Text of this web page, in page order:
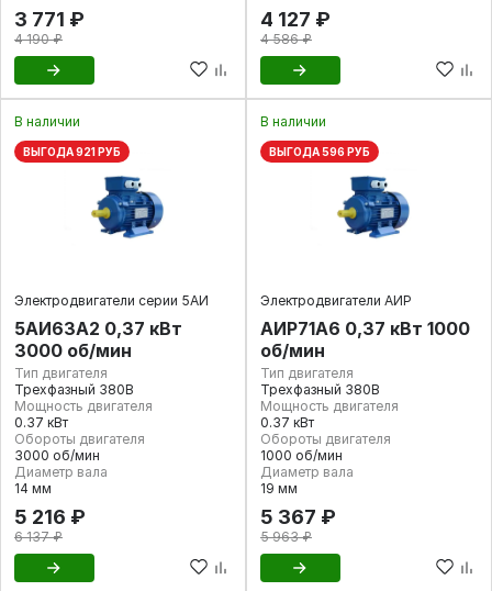
3 771 ₽
4 190 ₽
4 127 ₽
4 586 ₽
В наличии
ВЫГОДА 921 РУБ
Электродвигатели серии 5АИ
5АИ63А2 0,37 кВт
3000 об/мин
Тип двигателя
Трехфазный 380В
Мощность двигателя
0.37 кВт
Обороты двигателя
3000 об/мин
Диаметр вала
14 мм
5 216 ₽
6 137 ₽
В наличии
ВЫГОДА 596 РУБ
Электродвигатели АИР
АИР71А6 0,37 кВт 1000
об/мин
Тип двигателя
Трехфазный 380В
Мощность двигателя
0.37 кВт
Обороты двигателя
1000 об/мин
Диаметр вала
19 мм
5 367 ₽
5 963 ₽